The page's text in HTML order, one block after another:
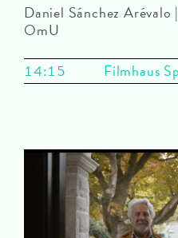
Daniel Sánchez Arévalo
OmU
14:15
Filmhaus